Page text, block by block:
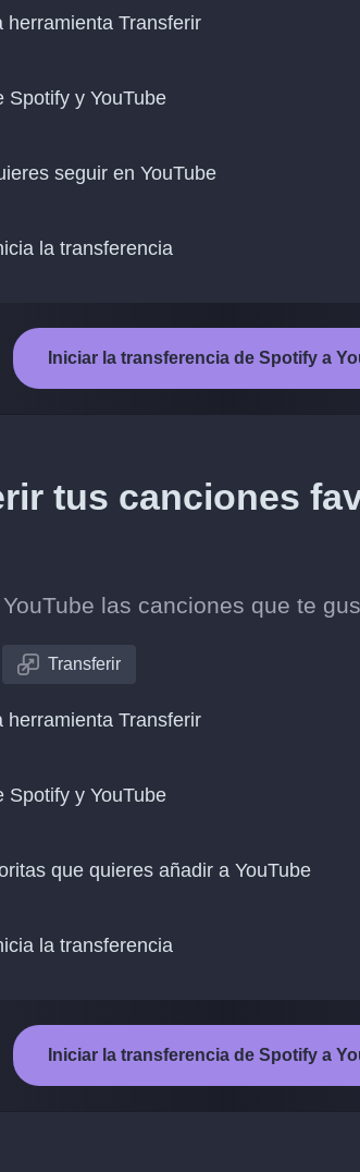
herramienta Transferir
Spotify y YouTube
seguir en YouTube
la transferencia
Iniciar la transferencia de Spotify a
tus canciones
las canciones que te
Transferir
herramienta Transferir
Spotify y YouTube
que quieres añadir a YouTube
la transferencia
Iniciar la transferencia de Spotify a